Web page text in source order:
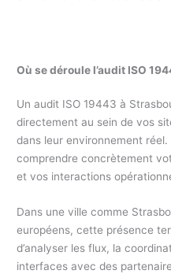
Où se déroule l’audit ISO
Un audit ISO 19443 à
directement au sein de vos
dans leur environnement
comprendre concrètement
et vos interactions
Dans une ville comme
européens, cette présence
d’analyser les flux, la
interfaces avec des